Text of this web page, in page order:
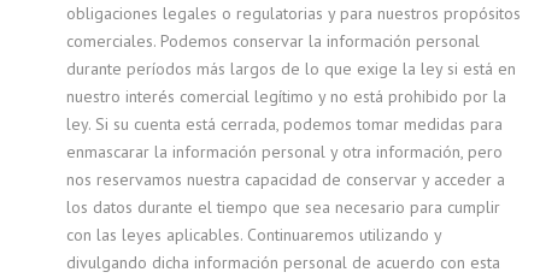
obligaciones legales o regulatorias y para nuestros propósitos
comerciales. Podemos conservar la información personal
durante períodos más largos de lo que exige la ley si está en
nuestro interés comercial legítimo y no está prohibido por la
ley. Si su cuenta está cerrada, podemos tomar medidas para
enmascarar la información personal y otra información, pero
nos reservamos nuestra capacidad de conservar y acceder a
los datos durante el tiempo que sea necesario para cumplir
con las leyes aplicables. Continuaremos utilizando y
divulgando dicha información personal de acuerdo con esta